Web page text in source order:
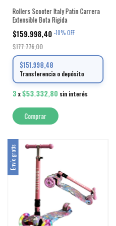
Rollers Scooter Italy Patin Carrera
Extensible Bota Rigida
$159.998,40 -10%OFF
$177.776,00
$151.998,48
Transferencia o depósito
3 x $53.332,80 sin interés
Comprar
Envío gratis